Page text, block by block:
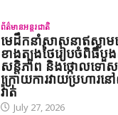
ព័ត៌មានអន្តរជាតិ
មេដឹកនាំសាសនាឥស្លា
ខាងត្បូងថៃរៀបចំពិធីបួ
សន្តិភាព និងថ្កោលទោ
ក្រោយការវាយប្រហារន
វ៉ាត់
July 27, 2026